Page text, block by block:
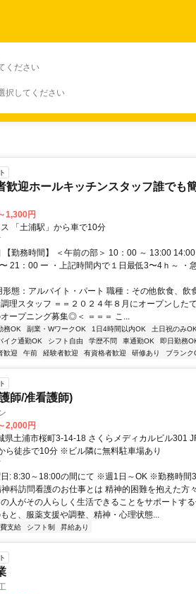
ください
択してください
歓迎ホールキッチンスタッフ誰でも
1,300円
「土浦駅」から車で10分
【勤務時間】 ＜午前の部＞ 10：00 ～ 13:00
21：00 ー ・上記時間内で１日最低3〜4ｈ～ ・
形態：アルバイト・パート 職種：その他飲食、飲
理スタッフ ＝＝２０２４年８月にオープンした
ープニング募集◎＜ ＝＝＝ こ...
務OK 副業・WワークOK 1日4時間以内OK 土日祝のみOK
イク通勤OK シフト自由 学歴不問 車通勤OK 即日勤務
歓迎 午前 経験者歓迎 有資格者歓迎 研修あり ブランク
師/准看護師)
2,000円
わき) 土浦駅から徒歩で10分 ※ビル隣に無料駐車場あり
: 8:30～18:00の間にて ※週1日～OK ※勤務時間
科訪問看護のお仕事とは 精神的困難を抱えた方
人がその人らしく生活できることをサポートす
と、服薬支援や調整、精神・心理状態...
支給 シフト制 昇給あり